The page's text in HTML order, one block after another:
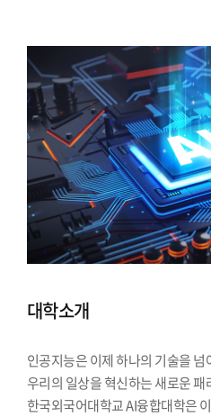
대학소개
인공지능은 이제 하나의 기술을
우리의 일상을 혁신하는 새로운
한국외국어대학교 AI융합대학은